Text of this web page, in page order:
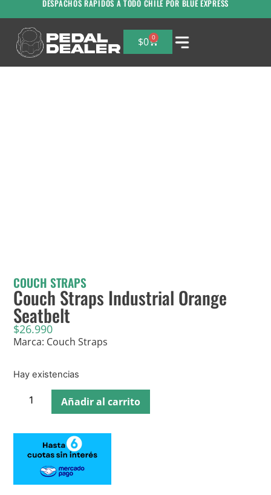
DESPACHOS RAPIDOS A TODO CHILE POR BLUE EXPRESS
$0 0
COUCH STRAPS
Couch Straps Industrial Orange
Seatbelt
$26.990
Marca: Couch Straps
Hay existencias
Añadir al carrito